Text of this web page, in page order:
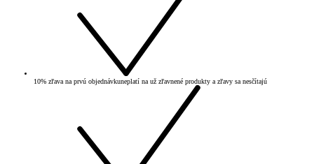
10% zľava na prvú objednávkuneplatí na už zľavnené produkty a zľavy sa nesčítajú